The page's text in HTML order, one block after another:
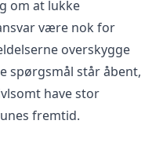
om at lukke
være nok for
overskygge
spørgsmål står åbent,
have stor
fremtid.